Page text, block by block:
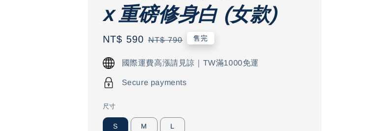
x 重磅修身白 (女款)
Sale
NT$ 590 Regular
NT$ 790 售完
國際運費高漲請見諒｜TW滿1000免運
Secure payments
尺寸
S M L